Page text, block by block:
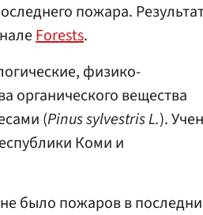
пожара.
Forests.
физико-
органического вещества
(Pinus sylvestris L.).
Коми и
было пожаров в